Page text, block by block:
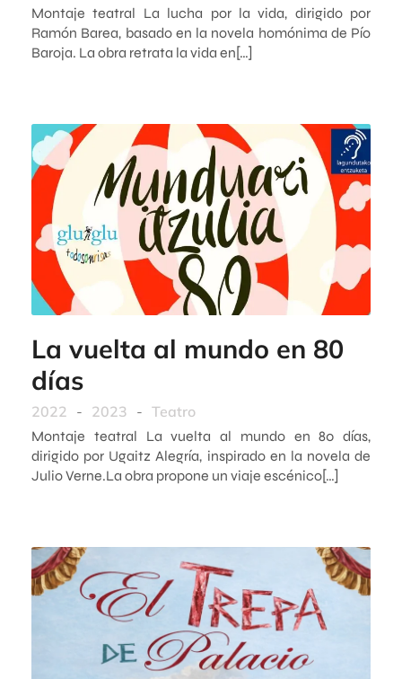
Montaje teatral La lucha por la vida, dirigido por
Ramón Barea, basado en la novela homónima de Pío
Baroja. La obra retrata la vida en[…]
La vuelta al mundo en 80
días
2022 - 2023 - Teatro
Montaje teatral La vuelta al mundo en 80 días,
dirigido por Ugaitz Alegría, inspirado en la novela de
Julio Verne.La obra propone un viaje escénico[…]